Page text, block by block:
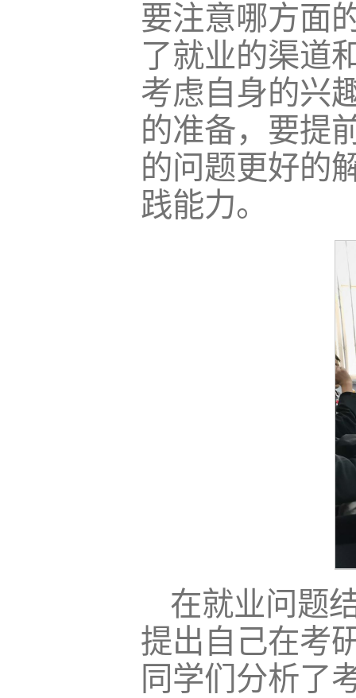
要注意哪方面
了就业的渠道
考虑自身的兴
的准备，要提
的问题更好的
践能力。
在就业问题
提出自己在考
同学们分析了